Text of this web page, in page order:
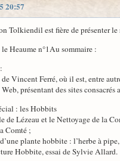
20:57
Tolkiendil est fière de présenter
Au sommaire :
Vincent Ferré, où il est, entre
présentant des sites
: les Hobbits
de Lézeau et le Nettoyage de la
Comté ;
plante hobbite : l’herbe à
Hobbite, essai de Sylvie Allard.